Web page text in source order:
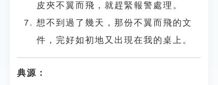
皮夾不翼而飛，就趕緊報警處理。
想不到過了幾天，那份不翼而飛的文
件，完好如初地又出現在我的桌上。
典源：